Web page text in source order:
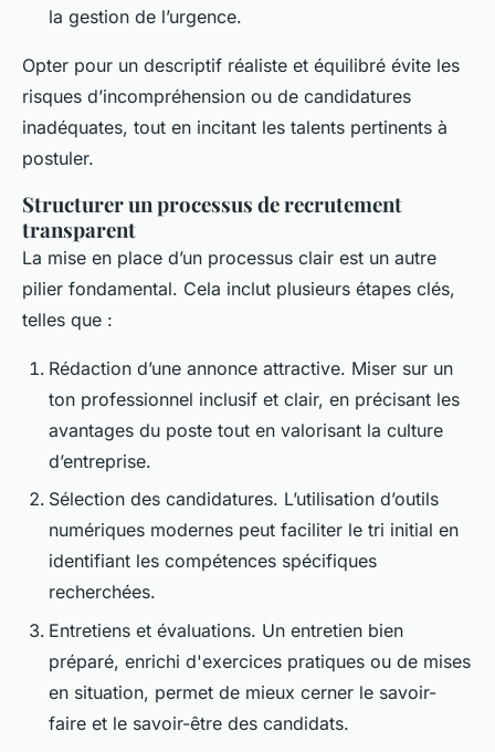
la gestion de l’urgence.
Opter pour un descriptif réaliste et équilibré évite les
risques d’incompréhension ou de candidatures
inadéquates, tout en incitant les talents pertinents à
postuler.
Structurer un processus de recrutement
transparent
La mise en place d’un processus clair est un autre
pilier fondamental. Cela inclut plusieurs étapes clés,
telles que :
Rédaction d’une annonce attractive. Miser sur un
ton professionnel inclusif et clair, en précisant les
avantages du poste tout en valorisant la culture
d’entreprise.
Sélection des candidatures. L’utilisation d’outils
numériques modernes peut faciliter le tri initial en
identifiant les compétences spécifiques
recherchées.
Entretiens et évaluations. Un entretien bien
préparé, enrichi d'exercices pratiques ou de mises
en situation, permet de mieux cerner le savoir-
faire et le savoir-être des candidats.